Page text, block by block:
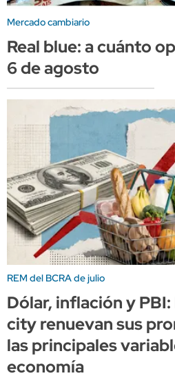
Mercado cambiario
Real blue: a cuánto
6 de agosto
REM del BCRA de julio
Dólar, inflación y
city renuevan sus
las principales
economía